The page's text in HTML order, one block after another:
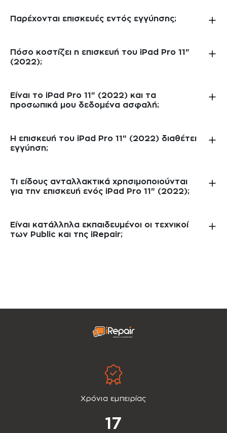
Παρέχονται επισκευές εντός εγγύησης;
Πόσο κοστίζει η επισκευή του iPad Pro 11"
(2022);
Είναι το iPad Pro 11" (2022) και τα
προσωπικά μου δεδομένα ασφαλή;
Η επισκευή του iPad Pro 11" (2022) διαθέτει
εγγύηση;
Τι είδους ανταλλακτικά χρησιμοποιούνται
για την επισκευή ενός iPad Pro 11" (2022);
Είναι κατάλληλα εκπαιδευμένοι οι τεχνικοί
των Public και της iRepair;
Χρόνια εμπειρίας
17